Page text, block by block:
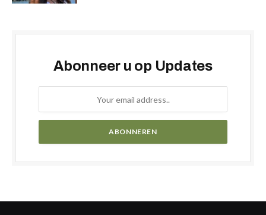
Abonneer u op Updates